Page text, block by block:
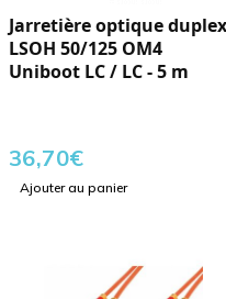
Jarretière optique duplex
LSOH 50/125 OM4
Uniboot LC / LC - 5 m
36,70€
Ajouter au panier